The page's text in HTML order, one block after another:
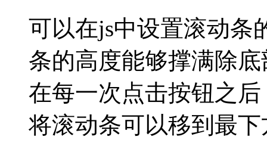
可以在js中设置滚动条
条的高度能够撑满除
在每一次点击按钮之
将滚动条可以移到最下